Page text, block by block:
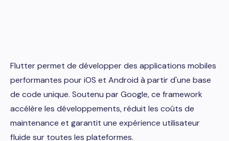
Flutter permet de développer des applications mobiles
performantes pour iOS et Android à partir d'une base
de code unique. Soutenu par Google, ce framework
accélère les développements, réduit les coûts de
maintenance et garantit une expérience utilisateur
fluide sur toutes les plateformes.